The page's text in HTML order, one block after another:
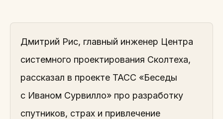
Дмитрий Рис, главный инженер Центра
системного проектирования Сколтеха,
рассказал в проекте ТАСС «Беседы
с Иваном Сурвилло» про разработку
спутников, страх и привлечение